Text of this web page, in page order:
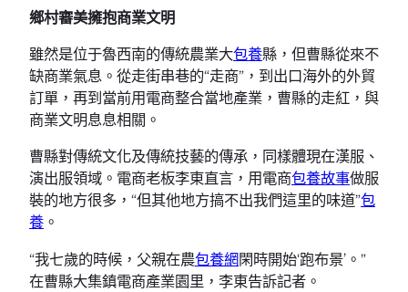
鄉村審美擁抱商業文明
雖然是位于魯西南的傳統農業大包養縣，但曹縣從來不
缺商業氣息。從走街串巷的“走商”，到出口海外的外貿
訂單，再到當前用電商整合當地產業，曹縣的走紅，與
商業文明息息相關。
曹縣對傳統文化及傳統技藝的傳承，同樣體現在漢服、
演出服領域。電商老板李東直言，用電商包養故事做服
裝的地方很多，“但其他地方搞不出我們這里的味道”包
養 。
“我七歲的時候，父親在農包養網閑時開始‘跑布景’。”
在曹縣大集鎮電商產業園里，李東告訴記者。